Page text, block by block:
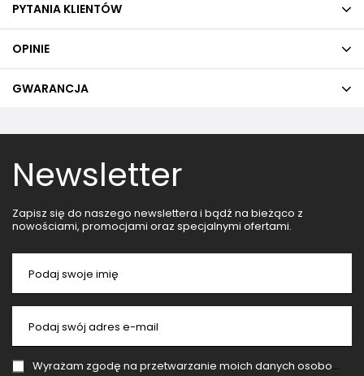
PYTANIA KLIENTÓW
OPINIE
GWARANCJA
Newsletter
Zapisz się do naszego newslettera i bądź na bieżąco z
nowościami, promocjami oraz specjalnymi ofertami.
Podaj swoje imię
Podaj swój adres e-mail
Wyrażam zgodę na przetwarzanie moich danych osobowych (adres e-mail) na potrzeby wysyłki newslettera z informacją handlową (marketing). Więcej w